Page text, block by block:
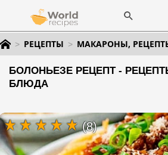
РЕЦЕПТЫ МАКАРОНЫ,
БОЛОНЬЕЗЕ РЕЦЕПТ -
БЛЮДА
(8)